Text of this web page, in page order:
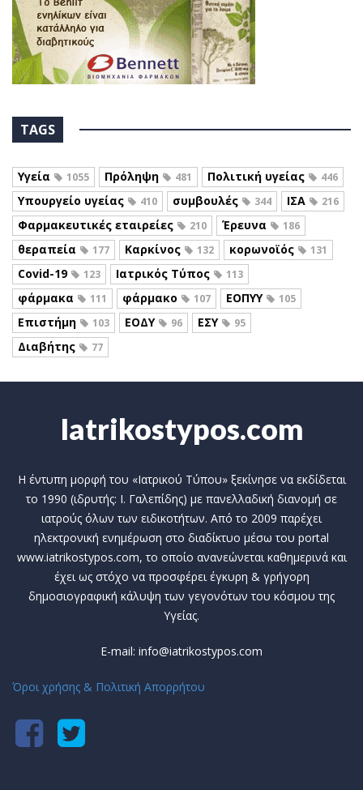
TAGS
Υγεία 1055 Πρόληψη 481 Πολιτική υγείας 446
Υπουργείο υγείας 410 συμβουλές 344 ΙΣΑ 216
Φαρμακευτικές εταιρείες 210 Έρευνα 186
θεραπεία 177 Καρκίνος 132 κορωνοϊός 131
Covid-19 123 Ιατρικός Τύπος 113
φάρμακα 111 φάρμακο 107 ΕΟΠΥΥ 105
Επιστήμη 103 ΕΟΔΥ 96 ΕΣΥ 95
Διαβήτης 77
Iatrikostypos.com
Η έντυπη μορφή του «Ιατρικού Τύπου» ξεκίνησε να εκδίδεται
το 1990 (ιδρυτής: Ι. Γαλεπίδης) με πανελλαδική διανομή σε
ιατρούς όλων των ειδικοτήτων. Από το 2009 παρέχει
ηλεκτρονική ενημέρωση στο διαδίκτυο μέσω του portal
www.iatrikostypos.com, το οποίο ανανεώνεται καθημερινά και
έχει ως στόχο να προσφέρει έγκυρη & γρήγορη
δημοσιογραφική κάλυψη των γεγονότων του κόσμου της
Υγείας.
E-mail: info@iatrikostypos.com
Όροι χρήσης & Πολιτική Απορρήτου